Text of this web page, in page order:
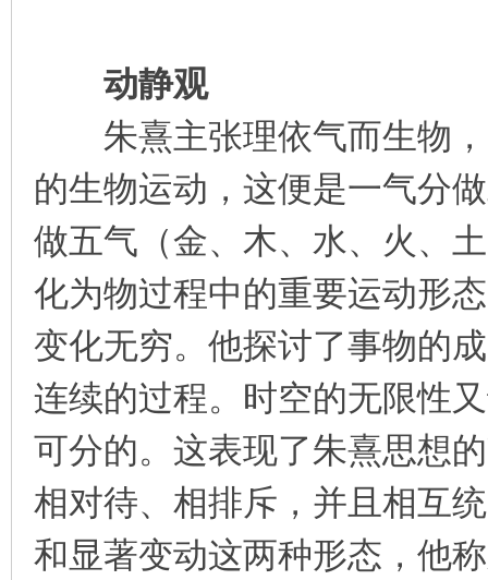
动静观
朱熹主张理依气而生物，
的生物运动，这便是一气分
做五气（金、木、水、火、
化为物过程中的重要运动形
变化无穷。他探讨了事物的
连续的过程。时空的无限性
可分的。这表现了朱熹思想
相对待、相排斥，并且相互
和显著变动这两种形态，他